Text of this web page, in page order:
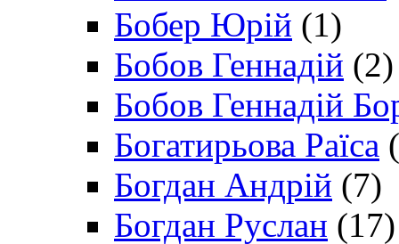
Бобер Юрій (1)
Бобов Геннадій (2)
Бобов Геннадій
Богатирьова Раїса
Богдан Андрій (7)
Богдан Руслан (17)